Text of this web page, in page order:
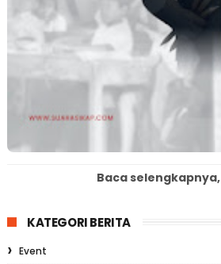
Baca selengkapnya,
KATEGORI BERITA
Event